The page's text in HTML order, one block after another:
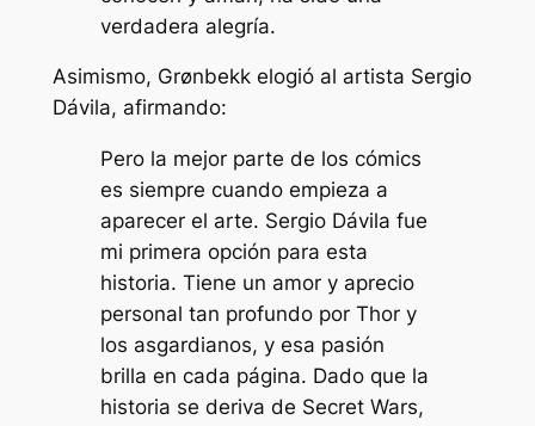
verdadera alegría.
Asimismo, Grønbekk elogió al artista Sergio
Dávila, afirmando:
Pero la mejor parte de los cómics
es siempre cuando empieza a
aparecer el arte. Sergio Dávila fue
mi primera opción para esta
historia. Tiene un amor y aprecio
personal tan profundo por Thor y
los asgardianos, y esa pasión
brilla en cada página. Dado que la
historia se deriva de Secret Wars,